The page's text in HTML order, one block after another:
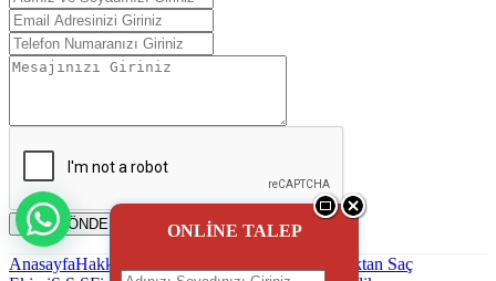
MAİL GÖNDER
AnasayfaHakkımızda
Uzaktan Saç
ONLİNE TALEP